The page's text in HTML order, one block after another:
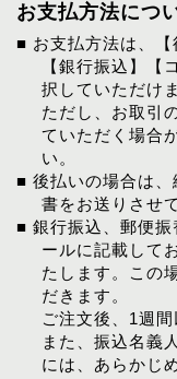
お支払方法につ
■ お支払方法は、【
【銀行振込】【
択していただけま
ただし、お取引
ていただく場合
い。
■ 後払いの場合は
書をお送りさせ
■ 銀行振込、郵便
ールに記載して
たします。この
だきます。
ご注文後、1週
また、振込名義
には、あらかじ